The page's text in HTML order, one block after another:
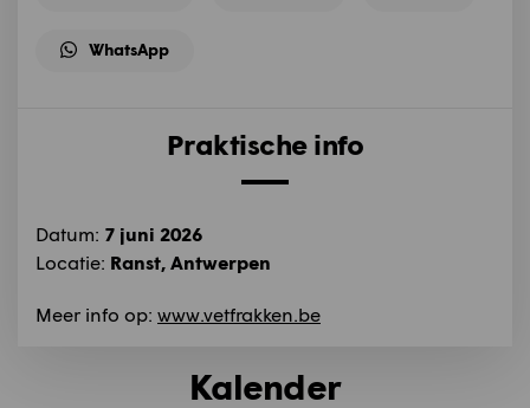
WhatsApp
Praktische info
Datum: 7 juni 2026
Locatie: Ranst, Antwerpen
Meer info op: www.vetfrakken.be
Kalender